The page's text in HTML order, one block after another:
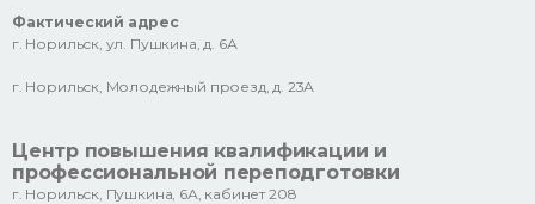
Фактический адрес
г. Норильск, ул. Пушкина, д. 6А
г. Норильск, Молодежный проезд, д. 23А
Центр повышения квалификации и
профессиональной переподготовки
г. Норильск, Пушкина, 6А, кабинет 208